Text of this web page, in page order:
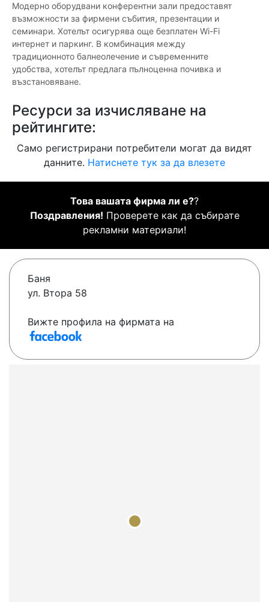
Модерно оборудвани конферентни зали предоставят
възможности за фирмени събития, презентации и
семинари. Хотелът осигурява още безплатен Wi-Fi
интернет и паркинг. В комбинация между
традиционното балнеолечение и съвременните
удобства, хотелът предлага пълноценна почивка и
възстановяване.
Ресурси за изчисляване на
рейтингите:
Само регистрирани потребители могат да видят
данните. Натиснете тук за да влезете
Това вашата фирма ли е??
Поздравления! Проверете как да събирате
рекламни материали!
Баня
ул. Втора 58
Вижте профила на фирмата на